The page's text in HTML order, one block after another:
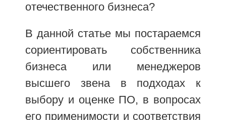
отечественного бизнеса?
В данной статье мы постараемся
сориентировать собственника
бизнеса или менеджеров
высшего звена в подходах к
выбору и оценке ПО, в вопросах
его применимости и соответствия